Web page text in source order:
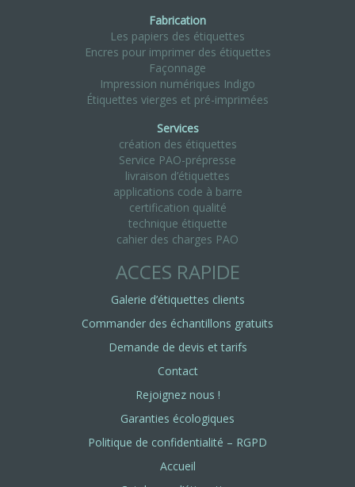
Fabrication
Les papiers des étiquettes
Encres pour imprimer des étiquettes
Façonnage
Impression numériques Indigo
Étiquettes vierges et pré-imprimées
Services
création des étiquettes
Service PAO-prépresse
livraison d’étiquettes
applications code à barre
certification qualité
technique étiquette
cahier des charges PAO
ACCES RAPIDE
Galerie d’étiquettes clients
Commander des échantillons gratuits
Demande de devis et tarifs
Contact
Rejoignez nous !
Garanties écologiques
Politique de confidentialité – RGPD
Accueil